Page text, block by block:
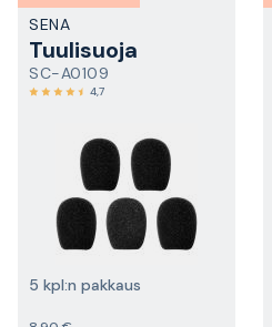
SENA
Tuulisuoja
SC-A0109
4,7
5 kpl:n pakkaus